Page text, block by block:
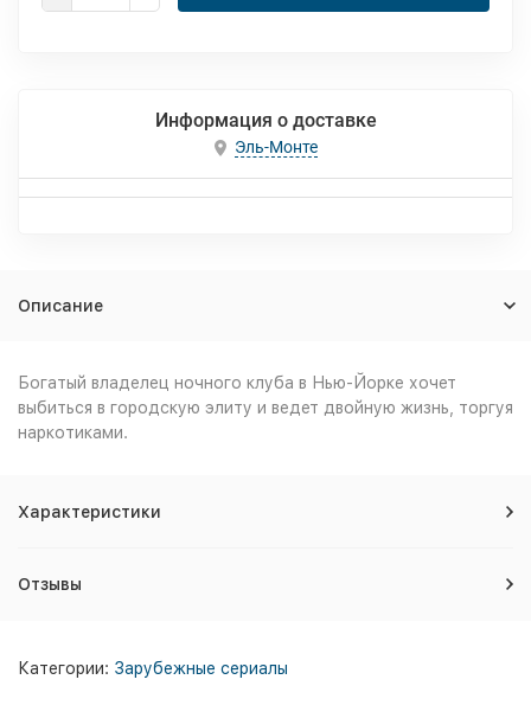
Информация о доставке
Эль-Монте
Описание
Богатый владелец ночного клуба в Нью-Йорке хочет
выбиться в городскую элиту и ведет двойную жизнь, торгуя
наркотиками.
Характеристики
Отзывы
Категории: Зарубежные сериалы